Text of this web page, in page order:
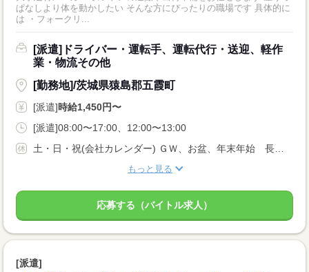
ぱなしより体を動かしたい そんな方にぴったりの職場です 具体的に
は ・フォークリ...
[派遣]ドライバー・運転手、運転代行・送迎、軽作
業・物流その他
[勤務地]/茨城県猿島郡五霞町
[派遣]時給1,450円〜
[派遣]08:00〜17:00、12:00〜13:00
もっと見る
応募する（バイトル求人）
[派遣]